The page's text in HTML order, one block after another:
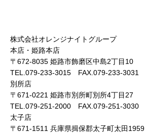
株式会社オレンジナイトグループ
本店・姫路本店
〒672-8035 姫路市飾磨区中島2丁目10
TEL.079-233-3015 FAX.079-233-3031
別所店
〒671-0221 姫路市別所町別所4丁目27
TEL.079-251-2000 FAX.079-251-3030
太子店
〒671-1511 兵庫県揖保郡太子町太田1959